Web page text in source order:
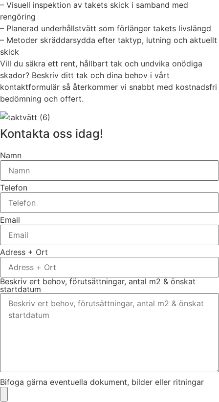
– Visuell inspektion av takets skick i samband med
rengöring
– Planerad underhållstvätt som förlänger takets livslängd
– Metoder skräddarsydda efter taktyp, lutning och aktuellt
skick
Vill du säkra ett rent, hållbart tak och undvika onödiga
skador? Beskriv ditt tak och dina behov i vårt
kontaktformulär så återkommer vi snabbt med kostnadsfri
bedömning och offert.
Kontakta oss idag!
Namn
Telefon
Email
Adress + Ort
Beskriv ert behov, förutsättningar, antal m2 & önskat
startdatum
Bifoga gärna eventuella dokument, bilder eller ritningar